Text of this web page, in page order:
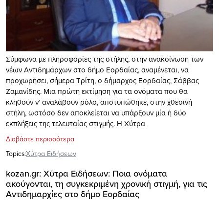
Σύμφωνα με πληροφορίες της στήλης, στην ανακοίνωση των
νέων Αντιδημάρχων στο δήμο Εορδαίας, αναμένεται, να
προχωρήσει, σήμερα Τρίτη, ο δήμαρχος Εορδαίας, Σάββας
Ζαμανίδης. Μια πρώτη εκτίμηση για τα ονόματα που θα
κληθούν ν’ αναλάβουν ρόλο, αποτυπώθηκε, στην χθεσινή
στήλη, ωστόσο δεν αποκλείεται να υπάρξουν μία ή δύο
εκπλήξεις της τελευταίας στιγμής. Η Χύτρα
Διαβάστε περισσότερα
Topics:Xύτρα Ειδήσεων
kozan.gr: Χύτρα Ειδήσεων: Ποια ονόματα
ακούγονται, τη συγκεκριμένη χρονική στιγμή, για τις
Αντιδημαρχίες στο δήμο Εορδαίας